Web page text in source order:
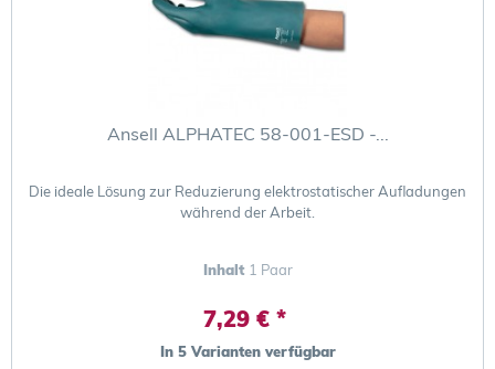
Ansell ALPHATEC 58-001-ESD -...
Die ideale Lösung zur Reduzierung elektrostatischer Aufladungen
während der Arbeit.
Inhalt 1 Paar
7,29 € *
In 5 Varianten verfügbar